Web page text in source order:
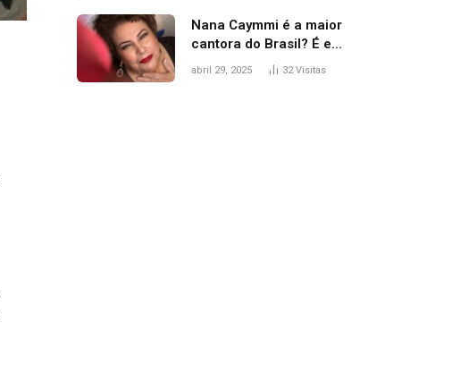
Nana Caymmi é a maior
cantora do Brasil? É e
não é…
abril 29, 2025 32Visitas